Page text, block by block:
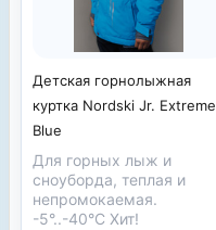
Детская горнолыжная
куртка Nordski Jr. Extreme
Blue
Для горных лыж и
сноуборда, теплая и
непромокаемая.
-5°..-40°С Хит!